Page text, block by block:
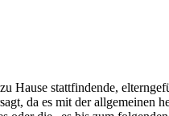
Hause stattfindende,
da es mit der